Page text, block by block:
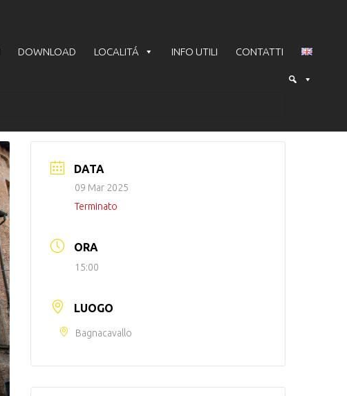
DOWNLOAD LOCALITÁ INFO UTILI CONTATTI
DATA
09 Mar 2025
Terminato
ORA
15:00
LUOGO
Bagnacavallo